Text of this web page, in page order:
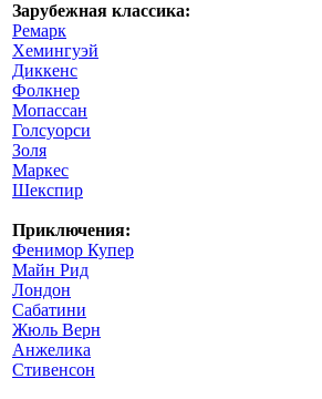
Зарубежная классика:
Ремарк
Хемингуэй
Диккенс
Фолкнер
Мопассан
Голсуорси
Золя
Маркес
Шекспир
Приключения:
Фенимор Купер
Майн Рид
Лондон
Сабатини
Жюль Верн
Анжелика
Стивенсон